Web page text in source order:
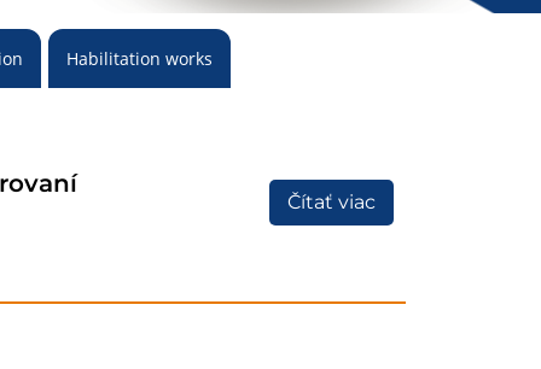
Habilitation works
Čítať viac